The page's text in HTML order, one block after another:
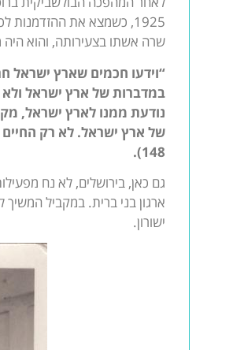
1925, כשמצא את
שרה אשתו בצעירותה, והוא היה
“וידעו חכמים שארץ ישראל
במדברות של ארץ ישראל
נודעת ממנו לארץ ישראל,
148).
גם כאן, בירושלים, לא נח
ארגון בני ברית. במקביל המשיך
ישורון.